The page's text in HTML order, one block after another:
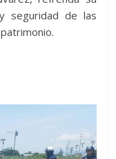
seguridad de las